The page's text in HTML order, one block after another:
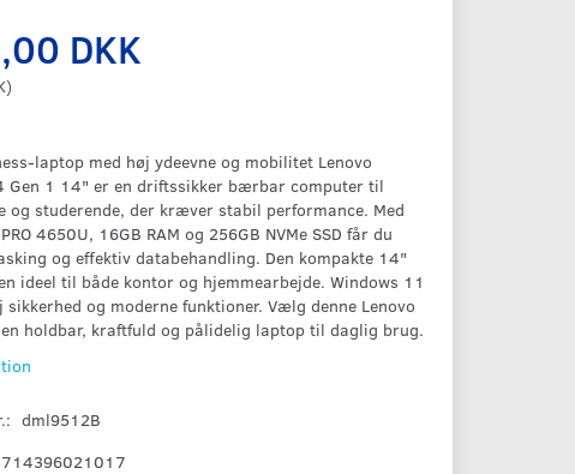
DKK
)
laptop med høj ydeevne og mobilitet Lenovo
Gen 1 14" er en driftssikker bærbar computer til
og studerende, der kræver stabil performance. Med
4650U, 16GB RAM og 256GB NVMe SSD får du
og effektiv databehandling. Den kompakte 14"
ideel til både kontor og hjemmearbejde. Windows 11
sikkerhed og moderne funktioner. Vælg denne Lenovo
holdbar, kraftfuld og pålidelig laptop til daglig brug.
dml9512B